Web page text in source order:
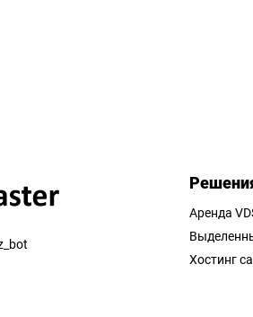
Аренда
Хостинг